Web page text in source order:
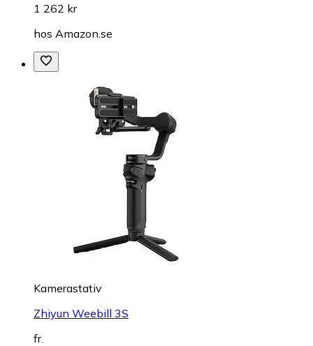
1 262 kr
hos Amazon.se
Kamerastativ
Zhiyun Weebill 3S
fr.